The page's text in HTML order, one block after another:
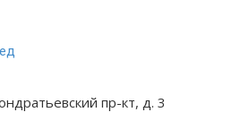
пр-кт, д. 3